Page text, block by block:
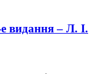
е видання – Л. І.